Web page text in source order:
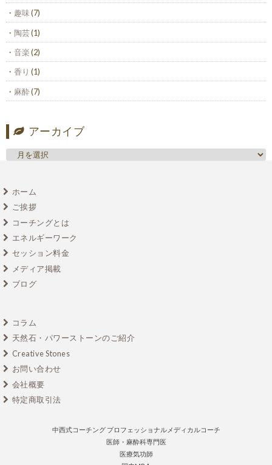
趣味(7)
陶芸(1)
音楽(2)
香り (1)
麻酔(7)
アーカイブ
ホーム
ご挨拶
コーチングとは
エネルギーワーク
セッション料金
メディア掲載
ブログ
コラム
天然石・パワーストーンのご紹介
Creative Stones
お問い合わせ
会社概要
特定商取引法
中西式コーチング プロフェッショナルメディカルコーチ
医師・麻酔科専門医
医療気功師